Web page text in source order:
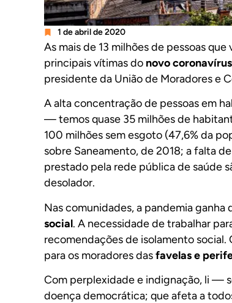
1 de abril de 2020
As mais de 13 milhões de pessoas
principais vítimas do novo coronavírus
presidente da União de Moradores e
A alta concentração de pessoas em
— temos quase 35 milhões de
100 milhões sem esgoto (47,6% da
sobre Saneamento, de 2018; a falta
prestado pela rede pública de saúde
desolador.
Nas comunidades, a pandemia ganha
social. A necessidade de trabalhar
recomendações de isolamento
para os moradores dasfavelas e
Com perplexidade e indignação, li —
doença democrática; que afeta a